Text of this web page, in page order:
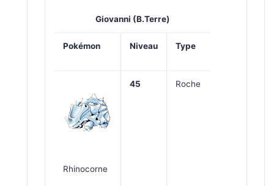
Giovanni (B.Terre)
Pokémon Niveau Type
Rhinocorne
45 Roche